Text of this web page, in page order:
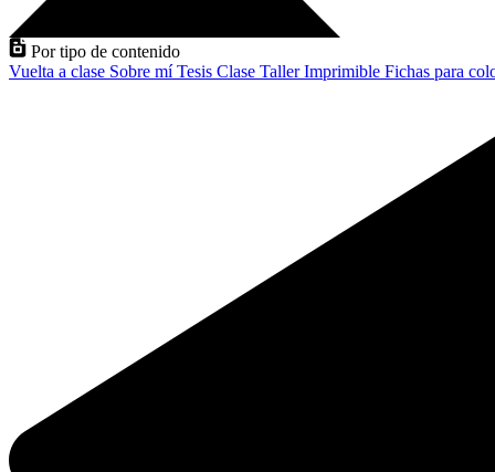
Por tipo de contenido
Vuelta a clase Sobre míTesis Clase TallerImprimible Fichas para